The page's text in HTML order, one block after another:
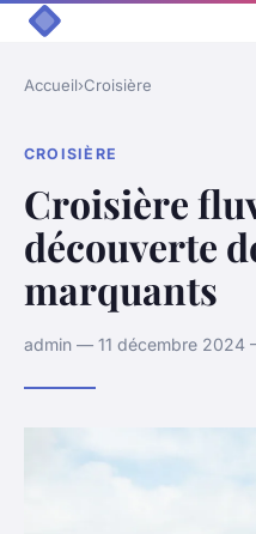
Accueil›Croisière
CROISIÈRE
Croisière
découverte
marquants
admin — 11 décembre 2024